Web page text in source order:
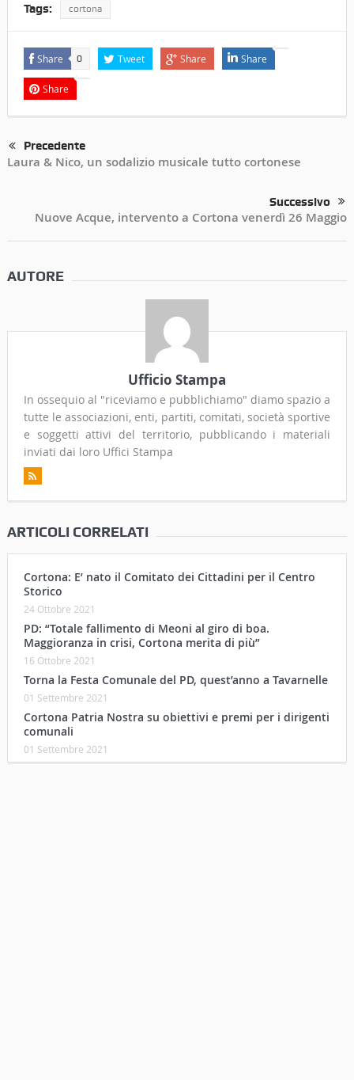
Tags: cortona
Share 0 Tweet Share Share
Share
Precedente
Laura & Nico, un sodalizio musicale tutto cortonese
Successivo
Nuove Acque, intervento a Cortona venerdì 26 Maggio
AUTORE
Ufficio Stampa
In ossequio al "riceviamo e pubblichiamo" diamo spazio a
tutte le associazioni, enti, partiti, comitati, società sportive
e soggetti attivi del territorio, pubblicando i materiali
inviati dai loro Uffici Stampa
ARTICOLI CORRELATI
Cortona: E’ nato il Comitato dei Cittadini per il Centro
Storico
24 Ottobre 2021
PD: “Totale fallimento di Meoni al giro di boa.
Maggioranza in crisi, Cortona merita di più”
16 Ottobre 2021
Torna la Festa Comunale del PD, quest’anno a Tavarnelle
01 Settembre 2021
Cortona Patria Nostra su obiettivi e premi per i dirigenti
comunali
01 Settembre 2021